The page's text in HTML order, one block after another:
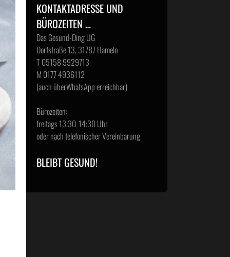
KONTAKTADRESSE UND
BÜROZEITEN …
Das Gesund-Ding UG
Dorfstraße 13, 31787 Hameln
T 05158 9929713
M 0177 4936112
(auch überWhatsApp erreichbar)
Bürozeiten:
freitags 13:30-14:30 Uhr
oder nach telefonischer Vereinbarung
BLEIBT GESUND!